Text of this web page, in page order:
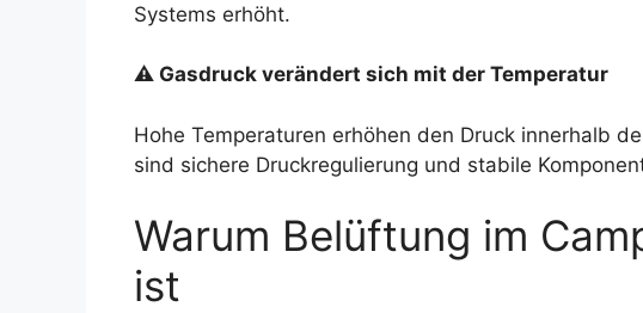
Systems erhöht.
⚠ Gasdruck verändert sich mit der Temperatur
Hohe Temperaturen erhöhen den Druck innerhalb
sind sichere Druckregulierung und stabile
Warum Belüftung im
ist